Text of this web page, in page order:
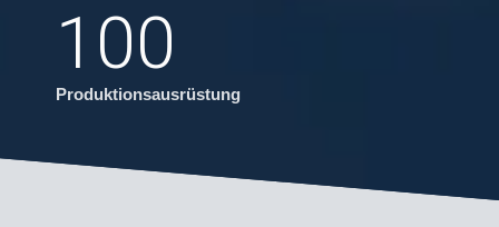
100
Produktionsausrüstung